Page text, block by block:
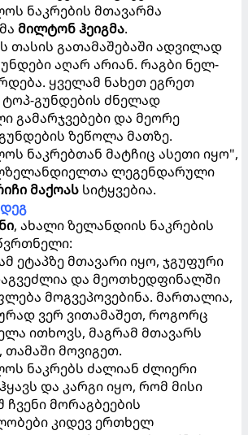
ნაკრების მთავარმა
მილტონ ჰეიგმა.
გათამაშებაში ადვილად
აღარ არიან. რაგბი ნელ-
ყველამ ნახეთ ეგრეთ
გუნდების ძნელად
გამარჯვებები და მეორე
ზეწოლა მათზე.
ნაკრებთან მატჩიც ასეთი იყო",
ლეგენდარული
მაქოას სიტყვებია.
, ახალი ზელანდიის ნაკრების
ეტაპზე მთავარი იყო, ჯგუფური
და მეოთხედფინალში
მოგვეპოვებინა. მართალია,
ვერ ვითამაშეთ, როგორც
ითხოვს, მაგრამ მთავარს
თამაში მოვიგეთ.
ნაკრებს ძალიან ძლიერი
და კარგი იყო, რომ მისი
ჩვენი მორაგბეების
კიდევ ერთხელ